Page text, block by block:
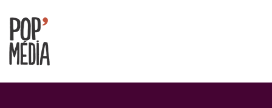
nos